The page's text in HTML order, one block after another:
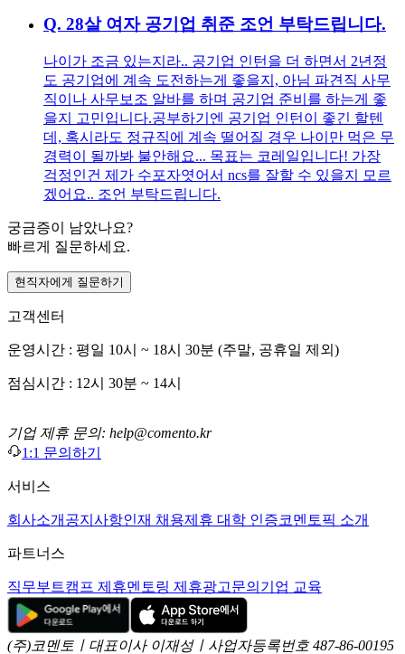
Q. 28살 여자 공기업 취준 조언 부탁드립니다.
나이가 조금 있는지라.. 공기업 인턴을 더 하면서 2년정
도 공기업에 계속 도전하는게 좋을지, 아님 파견직 사무
직이나 사무보조 알바를 하며 공기업 준비를 하는게 좋
을지 고민입니다. ​ 공부하기엔 공기업 인턴이 좋긴 할텐
데, 혹시라도 정규직에 계속 떨어질 경우 나이만 먹은 무
경력이 될까봐 불안해요... 목표는 코레일입니다! 가장
걱정인건 제가 수포자엿어서 ncs를 잘할 수 있을지 모르
겠어요.. 조언 부탁드립니다.
궁금증이 남았나요?
빠르게 질문하세요.
현직자에게 질문하기
고객센터
운영시간 : 평일 10시 ~ 18시 30분 (주말, 공휴일 제외)
점심시간 : 12시 30분 ~ 14시
기업 제휴 문의: help@comento.kr
1:1 문의하기
서비스
회사소개 공지사항인재 채용제휴 대학 인증코멘토픽 소개
파트너스
직무부트캠프 제휴멘토링 제휴광고문의 기업 교육
(주)코멘토ㅣ대표이사 이재성ㅣ사업자등록번호 487-86-00195